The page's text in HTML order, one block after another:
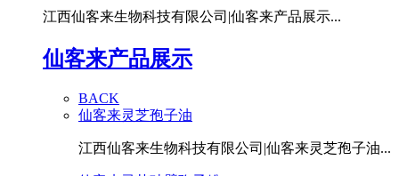
江西仙客来生物科技有限公司|仙客来产品展示...
仙客来产品展示
BACK
仙客来灵芝孢子油
江西仙客来生物科技有限公司|仙客来灵芝孢子油...